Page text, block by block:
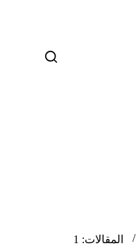
المقالات: 1